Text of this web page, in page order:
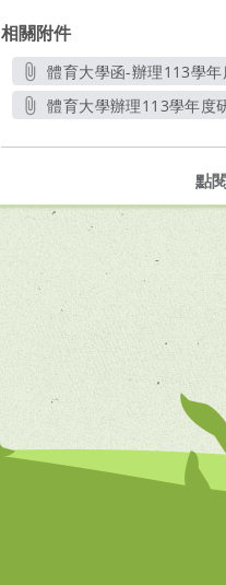
相關附件
體育大學函-辦理113學
體育大學辦理113學年度
點